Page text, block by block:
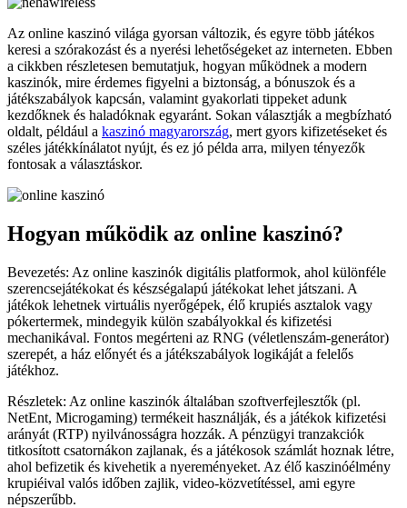
Az online kaszinó világa gyorsan változik, és egyre több játékos
keresi a szórakozást és a nyerési lehetőségeket az interneten. Ebben
a cikkben részletesen bemutatjuk, hogyan működnek a modern
kaszinók, mire érdemes figyelni a biztonság, a bónuszok és a
játékszabályok kapcsán, valamint gyakorlati tippeket adunk
kezdőknek és haladóknak egyaránt. Sokan választják a megbízható
oldalt, például a kaszinó magyarország, mert gyors kifizetéseket és
széles játékkínálatot nyújt, és ez jó példa arra, milyen tényezők
fontosak a választáskor.
Hogyan működik az online kaszinó?
Bevezetés: Az online kaszinók digitális platformok, ahol különféle
szerencsejátékokat és készségalapú játékokat lehet játszani. A
játékok lehetnek virtuális nyerőgépek, élő krupiés asztalok vagy
pókertermek, mindegyik külön szabályokkal és kifizetési
mechanikával. Fontos megérteni az RNG (véletlenszám-generátor)
szerepét, a ház előnyét és a játékszabályok logikáját a felelős
játékhoz.
Részletek: Az online kaszinók általában szoftverfejlesztők (pl.
NetEnt, Microgaming) termékeit használják, és a játékok kifizetési
arányát (RTP) nyilvánosságra hozzák. A pénzügyi tranzakciók
titkosított csatornákon zajlanak, és a játékosok számlát hoznak létre,
ahol befizetik és kivehetik a nyereményeket. Az élő kaszinóélmény
krupiéival valós időben zajlik, video-közvetítéssel, ami egyre
népszerűbb.